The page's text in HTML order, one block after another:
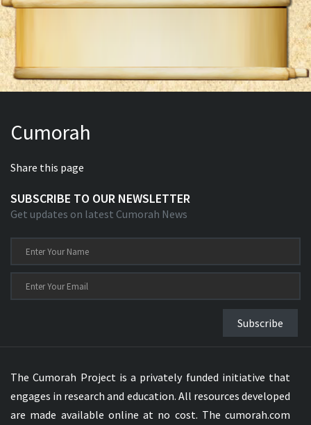
Cumorah
Share this page
SUBSCRIBE TO OUR NEWSLETTER
Get updates on latest Cumorah News
Subscribe
The Cumorah Project is a privately funded initiative that
engages in research and education. All resources developed
are made available online at no cost. The cumorah.com